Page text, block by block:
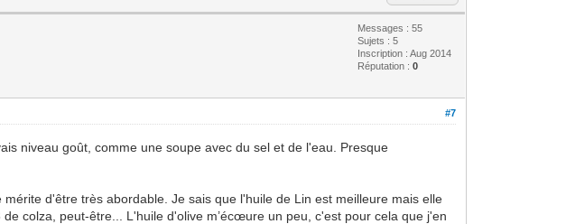
Messages : 55
Sujets : 5
Inscription : Aug 2014
Réputation :0
#7
niveau goût, comme une soupe avec du sel et de l'eau. Presque
d'être très abordable. Je sais que l'huile de Lin est meilleure mais elle
colza, peut-être... L'huile d'olive m’écœure un peu, c'est pour cela que j'en